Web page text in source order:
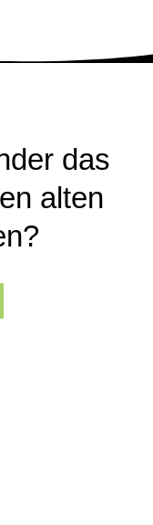
das
alten